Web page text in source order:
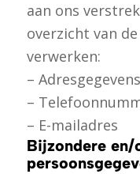
aan ons
overzicht van
verwerken:
– Adresgegevens
–
– E-mailadres
Bijzondere